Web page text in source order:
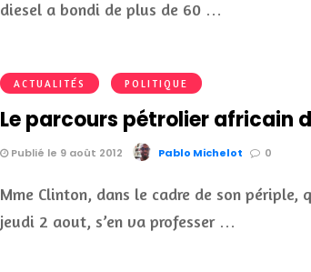
diesel a bondi de plus de 60 …
ACTUALITÉS POLITIQUE
Le parcours pétrolier africain
Publié le 9 août 2012 Pablo Michelot 0
Mme Clinton, dans le cadre de son périple,
jeudi 2 aout, s’en va professer …